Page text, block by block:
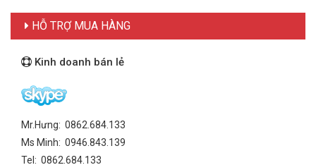
HỖ TRỢ MUA HÀNG
Kinh doanh bán lẻ
Mr.Hưng: 0862.684.133
Ms Minh: 0946.843.139
Tel: 0862.684.133